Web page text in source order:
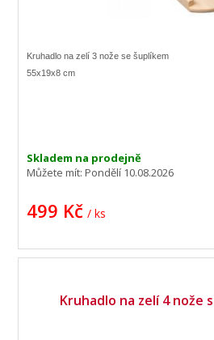
Skladem na prodejně
Můžete mít:Pondělí 10.08.2026
499 Kč / ks
Kruhadlo na zelí 3 nože se šuplíkem
55x19x8 cm
Kruhadlo na zelí 4 nože